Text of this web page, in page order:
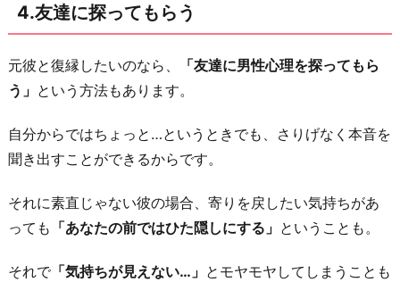
4.友達に探ってもらう
元彼と復縁したいのなら、
「友達に男性心理を探ってもら
う」 という方法もあります。
自分からではちょっと…というときでも、さりげなく本音を
聞き出すことができるからです。
それに素直じゃない彼の場合、寄りを戻したい気持ちがあ
っても 「あなたの前ではひた隠しにする」 ということも。
それで「気持ちが見えない…」 とモヤモヤしてしまうことも